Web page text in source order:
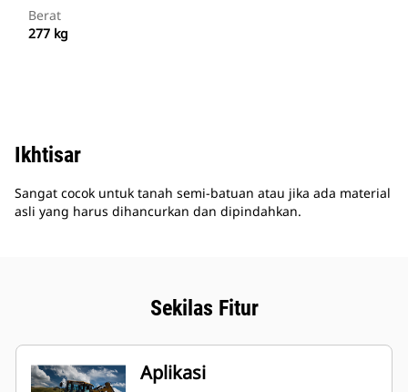
Berat
277 kg
Ikhtisar
Sangat cocok untuk tanah semi-batuan atau jika ada material
asli yang harus dihancurkan dan dipindahkan.
Sekilas Fitur
Aplikasi